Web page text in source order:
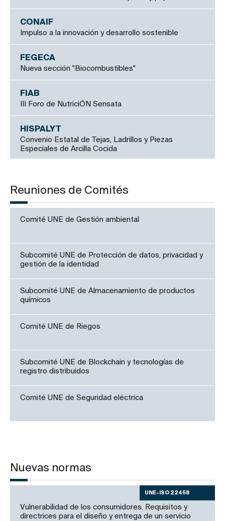
CONAIF
Impulso a la innovación y desarrollo sostenible
FEGECA
Nueva sección "Biocombustibles"
FIAB
III Foro de NutriciÓN Sensata
HISPALYT
Convenio Estatal de Tejas, Ladrillos y Piezas
Especiales de Arcilla Cocida
Reuniones de Comités
Comité UNE de Gestión ambiental
Subcomité UNE de Protección de datos, privacidad y
gestión de la identidad
Subcomité UNE de Almacenamiento de productos
químicos
Comité UNE de Riegos
Subcomité UNE de Blockchain y tecnologías de
registro distribuidos
Comité UNE de Seguridad eléctrica
Nuevas normas
UNE-ISO 22458
Vulnerabilidad de los consumidores. Requisitos y
directrices para el diseño y entrega de un servicio